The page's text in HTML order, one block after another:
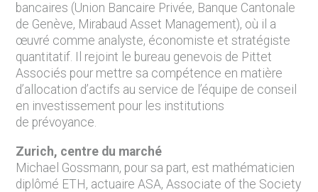
bancaires (Union Bancaire Privée, Banque Cantonale
de Genève, Mirabaud Asset Management), où il a
œuvré comme analyste, économiste et stratégiste
quantitatif. Il rejoint le bureau genevois de Pittet
Associés pour mettre sa compétence en matière
d’allocation d’actifs au service de l’équipe de conseil
en investissement pour les institutions
de prévoyance.
Zurich, centre du marché
Michael Gossmann, pour sa part, est mathématicien
diplômé ETH, actuaire ASA, Associate of the Society